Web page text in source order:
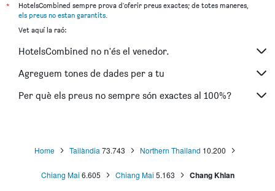
*
HotelsCombined sempre prova d'oferir preus exactes; de totes maneres,
els preus no estan garantits.
Vet aquí la raó:
HotelsCombined no n'és el venedor.
Agreguem tones de dades per a tu
Per què els preus no sempre són exactes al 100%?
Home Tailàndia 73.743 Northern Thailand 10.200
Chiang Mai 6.605 Chiang Mai 5.163 Chang Khlan